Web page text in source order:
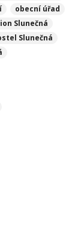
obecní úřad
Slunečná
Slunečná